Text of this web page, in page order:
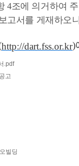
4조에 의거하여
고서를 게재하오
http://dart.fss.or.kr)
.pdf
고
빌딩